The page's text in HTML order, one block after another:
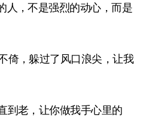
，不是强烈的动心，而是
，躲过了风口浪尖，让我
老，让你做我手心里的